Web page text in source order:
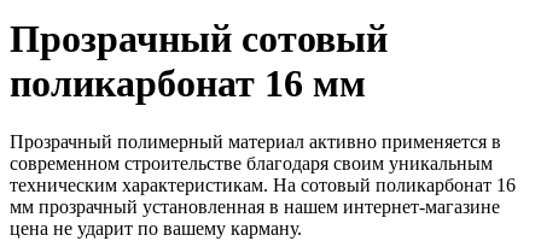
Прозрачный сотовый
поликарбонат 16 мм
Прозрачный полимерный материал активно применяется в
современном строительстве благодаря своим уникальным
техническим характеристикам. На сотовый поликарбонат 16
мм прозрачный установленная в нашем интернет-магазине
цена не ударит по вашему карману.